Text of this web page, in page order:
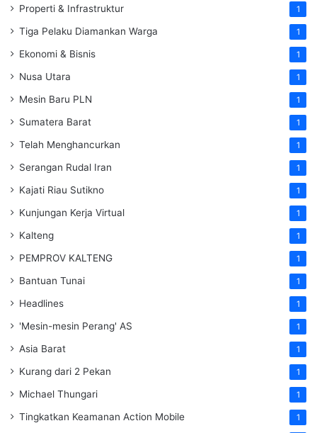
Properti & Infrastruktur 1
Tiga Pelaku Diamankan Warga 1
Ekonomi & Bisnis 1
Nusa Utara 1
Mesin Baru PLN 1
Sumatera Barat 1
Telah Menghancurkan 1
Serangan Rudal Iran 1
Kajati Riau Sutikno 1
Kunjungan Kerja Virtual 1
Kalteng 1
PEMPROV KALTENG 1
Bantuan Tunai 1
Headlines 1
'Mesin-mesin Perang' AS 1
Asia Barat 1
Kurang dari 2 Pekan 1
Michael Thungari 1
Tingkatkan Keamanan Action Mobile 1